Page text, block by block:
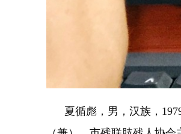
夏循彪，男，汉族，1979